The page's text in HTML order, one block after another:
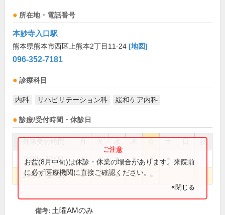
所在地・電話番号
本妙寺入口駅
熊本県熊本市西区上熊本2丁目11-24 [地図]
096-352-7181
診療科目
内科 リハビリテーション科 緩和ケア内科
診療/受付時間・休診日
祝
9:00～12:00 ● ● ● ● ●
14:00～17:00 ● ● ● ●
お盆(8月中旬)は休診・休業の場合があります。来院前
に必ず医療機関に直接ご確認ください。
×閉じる
備考: 土曜AMのみ